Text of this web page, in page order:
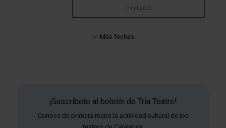
Finalizado
Más fechas
¡Suscríbete al boletín de Tria Teatre!
Conoce de primera mano la actividad cultural de los